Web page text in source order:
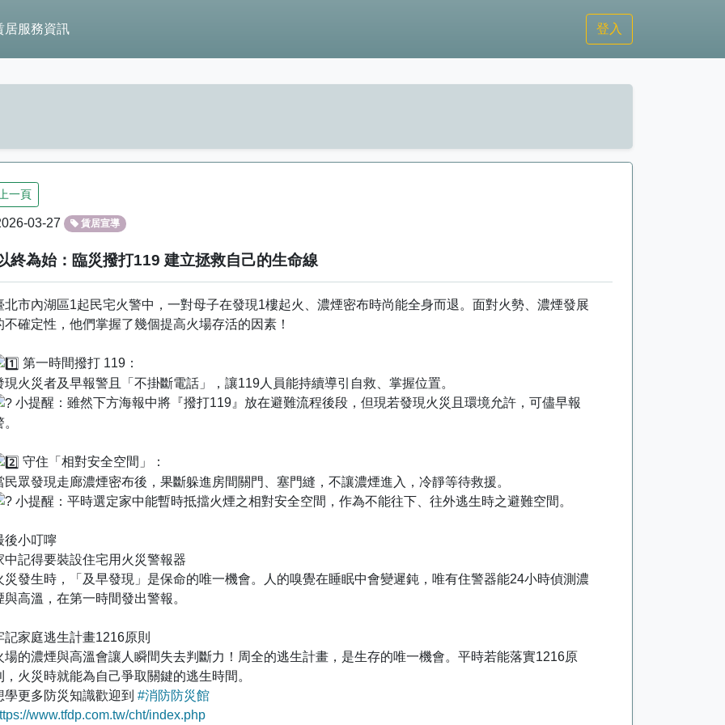
居服務資訊 登入
一頁
03-27 賃居宣導
終為始：臨災撥打119 建立拯救自己的生命線
北市內湖區1起民宅火警中，一對母子在發現1樓起火、濃煙密布時尚能全身而退。面對火勢、濃煙發展
不確定性，他們掌握了幾個提高火場存活的因素！
第一時間撥打 119：
現火災者及早報警且「不掛斷電話」，讓119人員能持續導引自救、掌握位置。
小提醒：雖然下方海報中將『撥打119』放在避難流程後段，但現若發現火災且環境允許，可儘早報
守住「相對安全空間」：
民眾發現走廊濃煙密布後，果斷躲進房間關門、塞門縫，不讓濃煙進入，冷靜等待救援。
小提醒：平時選定家中能暫時抵擋火煙之相對安全空間，作為不能往下、往外逃生時之避難空間。
後小叮嚀
中記得要裝設住宅用火災警報器
災發生時，「及早發現」是保命的唯一機會。人的嗅覺在睡眠中會變遲鈍，唯有住警器能24小時偵測濃
與高溫，在第一時間發出警報。
記家庭逃生計畫1216原則
場的濃煙與高溫會讓人瞬間失去判斷力！周全的逃生計畫，是生存的唯一機會。平時若能落實1216原
，火災時就能為自己爭取關鍵的逃生時間。
學更多防災知識歡迎到 #消防防災館
www.tfdp.com.tw/cht/index.php